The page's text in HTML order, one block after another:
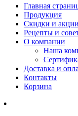
Главная
Продукция
Скидки и акции
Рецепты и
О компании
Наша
Доставка и
Контакты
Корзина